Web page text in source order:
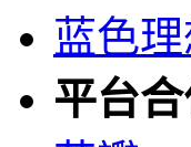
蓝色
平台